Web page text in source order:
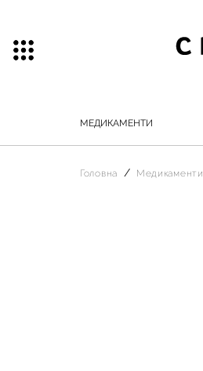
МЕДИКАМЕНТИ
Головна Медикаменти